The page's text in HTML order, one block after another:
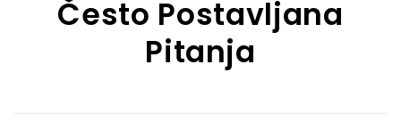
Često Postavljana
Pitanja